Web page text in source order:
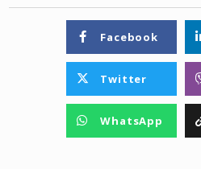
Facebook
Twitter
WhatsApp